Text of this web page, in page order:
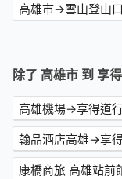
高雄市→雪山登山
除了 高雄市 到 享
高雄機場→享得道
翰品酒店高雄→享
康橋商旅 高雄站